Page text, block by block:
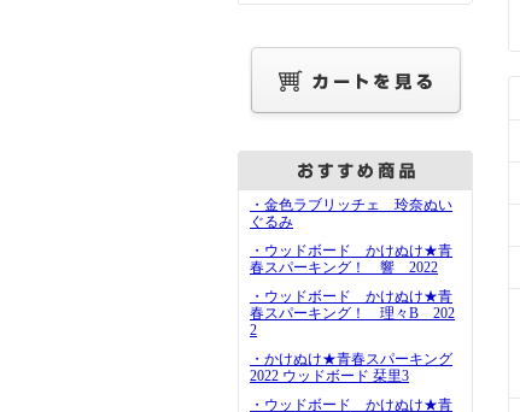
・金色ラブリッチェ 玲奈ぬい
ぐるみ
・ウッドボード かけぬけ★青
春スパーキング！ 響 2022
・ウッドボード かけぬけ★青
春スパーキング！ 理々B 202
2
・かけぬけ★青春スパーキング
2022 ウッドボード 栞里3
・ウッドボード かけぬけ★青